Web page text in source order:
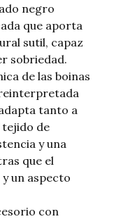
negro
que aporta
sutil, capaz
sobriedad.
de las boinas
tanto a
tejido de
y una
que el
un aspecto
con